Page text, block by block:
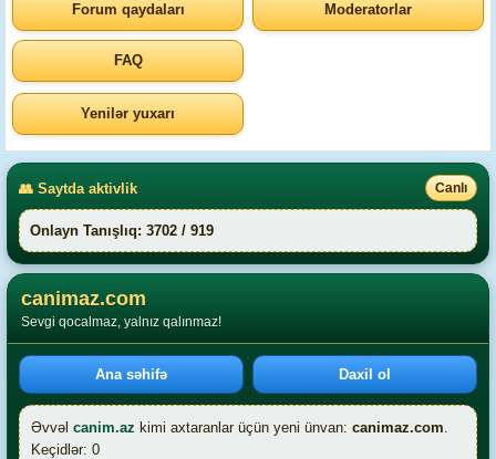
Forum qaydaları Moderatorlar
FAQ
Yenilər yuxarı
👥 Saytda aktivlik Canlı
Onlayn Tanışlıq: 3702 / 919
canimaz.com
Sevgi qocalmaz, yalnız qalınmaz!
Ana səhifə Daxil ol
Əvvəl canim.az kimi axtaranlar üçün yeni ünvan: canimaz.com.
Keçidlər: 0